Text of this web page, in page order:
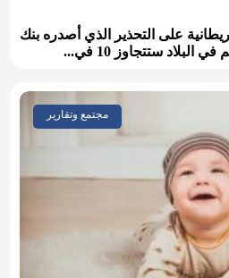
على التحذير الذي أصدره بنك
ستتجاوز 10 في...
مجتمع وتقارير